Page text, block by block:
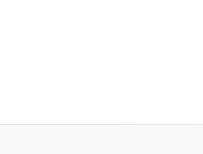
for 계획 및 가격